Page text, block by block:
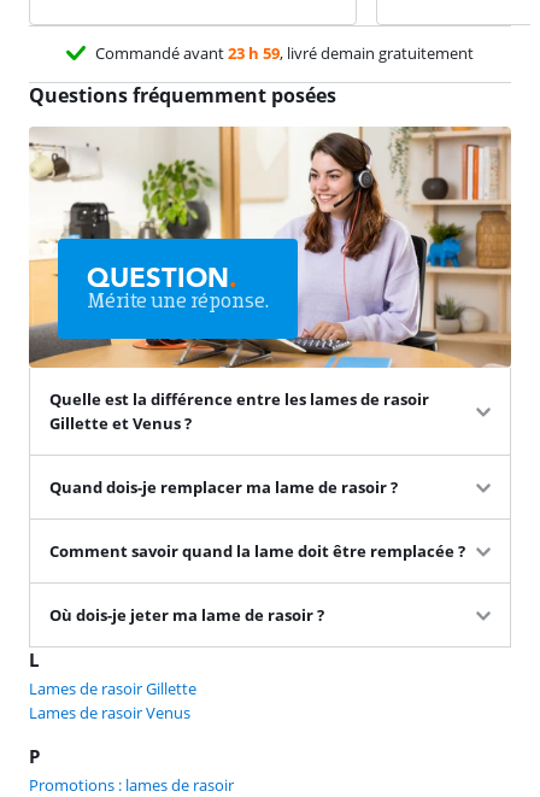
Commandé avant23 h 59, livré demain gratuitement
Questions fréquemment posées
Quelle est la différence entre les lames de rasoir
Gillette et Venus ?
Quand dois-je remplacer ma lame de rasoir ?
Comment savoir quand la lame doit être remplacée ?
Où dois-je jeter ma lame de rasoir ?
QUESTION.
Mérite une réponse.
L
Lames de rasoir Gillette
Lames de rasoir Venus
P
Promotions : lames de rasoir